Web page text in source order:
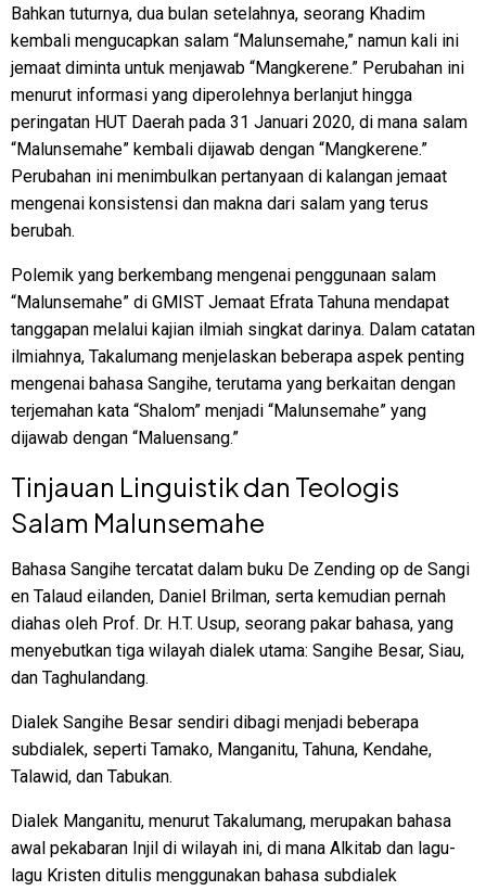
Bahkan tuturnya, dua bulan setelahnya, seorang Khadim
kembali mengucapkan salam “Malunsemahe,” namun kali ini
jemaat diminta untuk menjawab “Mangkerene.” Perubahan ini
menurut informasi yang diperolehnya berlanjut hingga
peringatan HUT Daerah pada 31 Januari 2020, di mana salam
“Malunsemahe” kembali dijawab dengan “Mangkerene.”
Perubahan ini menimbulkan pertanyaan di kalangan jemaat
mengenai konsistensi dan makna dari salam yang terus
berubah.
Polemik yang berkembang mengenai penggunaan salam
“Malunsemahe” di GMIST Jemaat Efrata Tahuna mendapat
tanggapan melalui kajian ilmiah singkat darinya. Dalam catatan
ilmiahnya, Takalumang menjelaskan beberapa aspek penting
mengenai bahasa Sangihe, terutama yang berkaitan dengan
terjemahan kata “Shalom” menjadi “Malunsemahe” yang
dijawab dengan “Maluensang.”
Tinjauan Linguistik dan Teologis
Salam Malunsemahe
Bahasa Sangihe tercatat dalam buku De Zending op de Sangi
en Talaud eilanden, Daniel Brilman, serta kemudian pernah
diahas oleh Prof. Dr. H.T. Usup, seorang pakar bahasa, yang
menyebutkan tiga wilayah dialek utama: Sangihe Besar, Siau,
dan Taghulandang.
Dialek Sangihe Besar sendiri dibagi menjadi beberapa
subdialek, seperti Tamako, Manganitu, Tahuna, Kendahe,
Talawid, dan Tabukan.
Dialek Manganitu, menurut Takalumang, merupakan bahasa
awal pekabaran Injil di wilayah ini, di mana Alkitab dan lagu-
lagu Kristen ditulis menggunakan bahasa subdialek